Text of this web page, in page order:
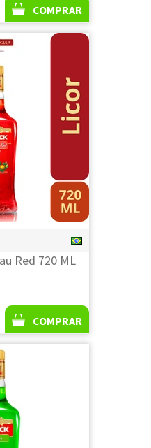
COMPRAR
Red 720 ML
COMPRAR